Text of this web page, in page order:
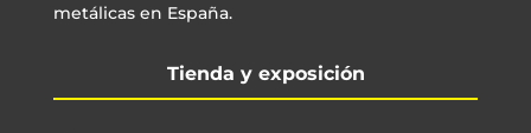
metálicas en España.
Tienda y exposición